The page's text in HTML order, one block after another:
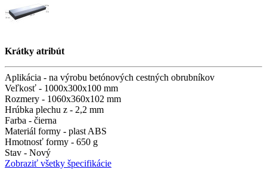
Krátky atribút
Aplikácia - na výrobu betónových cestných obrubníkov
Veľkosť - 1000х300х100 mm
Rozmery - 1060х360х102 mm
Hrúbka plechu z - 2,2 mm
Farba - čierna
Materiál formy - plast ABS
Hmotnosť formy - 650 g
Stav - Nový
Zobraziť všetky špecifikácie